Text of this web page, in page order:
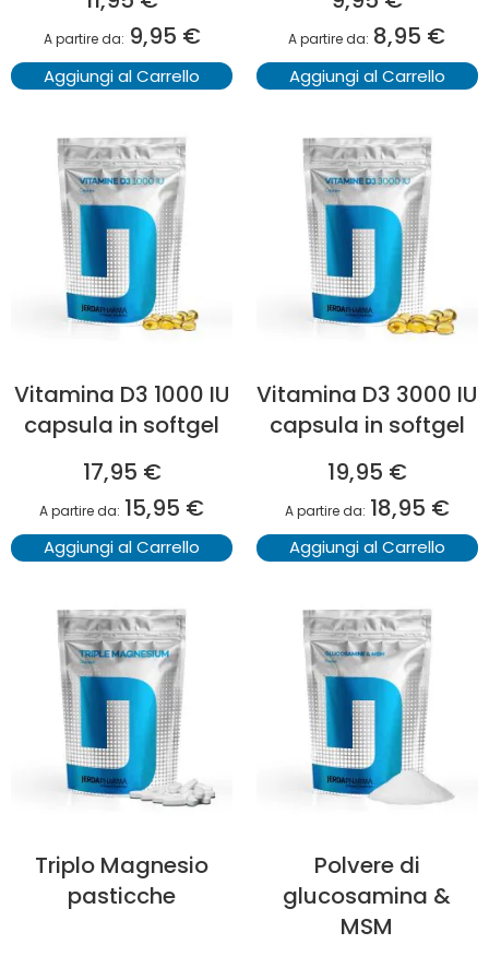
A partire da 9,95 €
Aggiungi al Carrello
A partire da 8,95 €
Aggiungi al Carrello
Vitamina D3 1000 IU
capsula in softgel
17,95 €
A partire da 15,95 €
Aggiungi al Carrello
Vitamina D3 3000 IU
capsula in softgel
19,95 €
A partire da 18,95 €
Aggiungi al Carrello
Triplo Magnesio
pasticche
Polvere di
glucosamina &
MSM